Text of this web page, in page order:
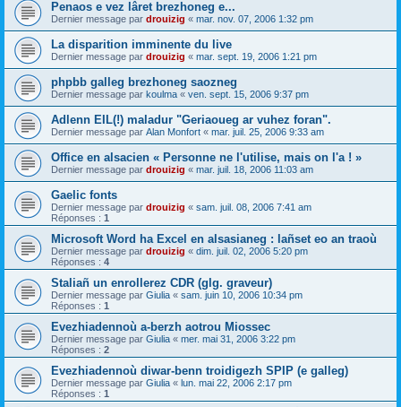
Penaos e vez lâret brezhoneg e...
Dernier message par drouizig « mar. nov. 07, 2006 1:32 pm
La disparition imminente du live
Dernier message par drouizig « mar. sept. 19, 2006 1:21 pm
phpbb galleg brezhoneg saozneg
Dernier message par koulma « ven. sept. 15, 2006 9:37 pm
Adlenn EIL(!) maladur "Geriaoueg ar vuhez foran".
Dernier message par Alan Monfort « mar. juil. 25, 2006 9:33 am
Office en alsacien « Personne ne l'utilise, mais on l'a ! »
Dernier message par drouizig « mar. juil. 18, 2006 11:03 am
Gaelic fonts
Dernier message par drouizig « sam. juil. 08, 2006 7:41 am
Réponses : 1
Microsoft Word ha Excel en alsasianeg : lañset eo an traoù
Dernier message par drouizig « dim. juil. 02, 2006 5:20 pm
Réponses : 4
Staliañ un enrollerez CDR (glg. graveur)
Dernier message par Giulia « sam. juin 10, 2006 10:34 pm
Réponses : 1
Evezhiadennoù a-berzh aotrou Miossec
Dernier message par Giulia « mer. mai 31, 2006 3:22 pm
Réponses : 2
Evezhiadennoù diwar-benn troidigezh SPIP (e galleg)
Dernier message par Giulia « lun. mai 22, 2006 2:17 pm
Réponses : 1